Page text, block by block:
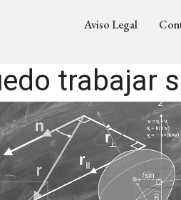
Aviso Legal
trabajar